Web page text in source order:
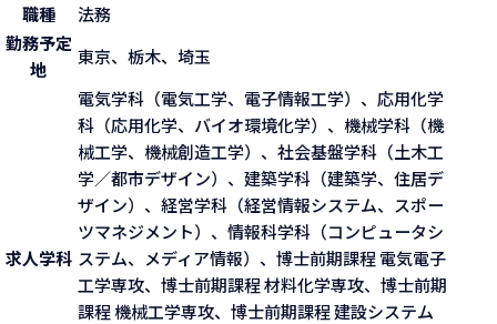
職種
法務
勤務予定
地
東京、栃木、埼玉
求人学科
電気学科（電気工学、電子情報工学）、応用化学
科（応用化学、バイオ環境化学）、機械学科（機
械工学、機械創造工学）、社会基盤学科（土木工
学／都市デザイン）、建築学科（建築学、住居デ
ザイン）、経営学科（経営情報システム、スポー
ツマネジメント）、情報科学科（コンピュータシ
ステム、メディア情報）、博士前期課程 電気電子
工学専攻、博士前期課程 材料化学専攻、博士前期
課程 機械工学専攻、博士前期課程 建設システム